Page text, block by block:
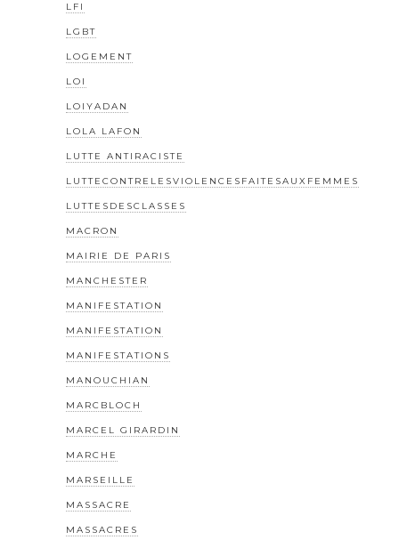
LFI
LGBT
LOGEMENT
LOI
LOIYADAN
LOLA LAFON
LUTTE ANTIRACISTE
LUTTECONTRELESVIOLENCESFAITESAUXFEMMES
LUTTESDESCLASSES
MACRON
MAIRIE DE PARIS
MANCHESTER
MANIFESTATION
MANIFESTATION
MANIFESTATIONS
MANOUCHIAN
MARCBLOCH
MARCEL GIRARDIN
MARCHE
MARSEILLE
MASSACRE
MASSACRES